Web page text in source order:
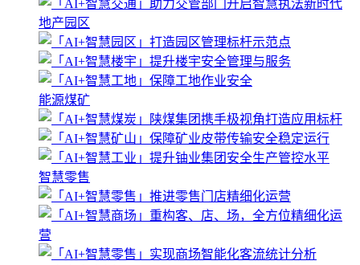
地产园区
能源煤矿
智慧零售